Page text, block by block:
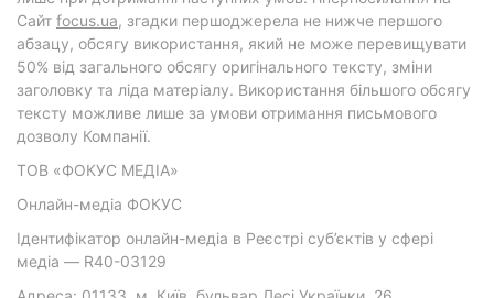
Cайт focus.ua, згадки першоджерела не нижче першого
абзацу, обсягу використання, який не може перевищувати
50% від загального обсягу оригінального тексту, зміни
заголовку та ліда матеріалу. Використання більшого обсягу
тексту можливе лише за умови отримання письмового
дозволу Компанії.
ТОВ «ФОКУС МЕДІА»
Онлайн-медіа ФОКУС
Ідентифікатор онлайн-медіа в Реєстрі суб’єктів у сфері
медіа — R40-03129